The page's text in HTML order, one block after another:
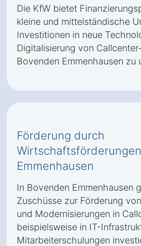
Die KfW bietet
kleine und mittelständische
Investitionen in neue
Digitalisierung von
Bovenden Emmenhausen zu
Förderung durch
Emmenhausen
In Bovenden Emmenhausen
Zuschüsse zur Förderung
und Modernisierungen in
beispielsweise in IT-
Mitarbeiterschulungen